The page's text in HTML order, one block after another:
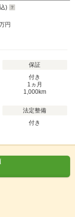
)
円
保証
付き
1ヵ月
1,000km
法定整備
付き